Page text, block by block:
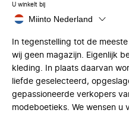
U winkelt bij
Miinto Nederland
In tegenstelling tot de
wij geen magazijn. Eigenlijk
kleding. In plaats daarvan
liefde geselecteerd,
gepassioneerde verkopers
modeboetieks. We wensen u